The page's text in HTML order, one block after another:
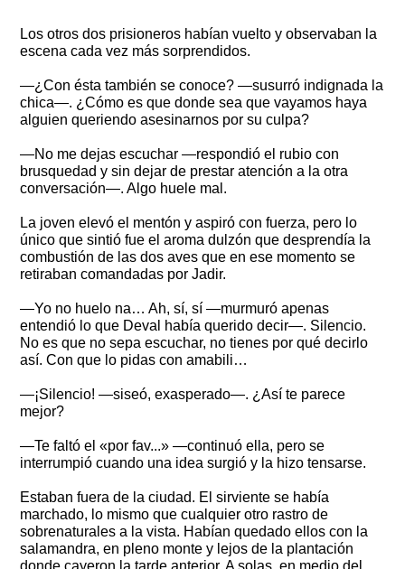
Los otros dos prisioneros habían vuelto y observaban la
escena cada vez más sorprendidos.
—¿Con ésta también se conoce? —susurró indignada la
chica—. ¿Cómo es que donde sea que vayamos haya
alguien queriendo asesinarnos por su culpa?
—No me dejas escuchar —respondió el rubio con
brusquedad y sin dejar de prestar atención a la otra
conversación—. Algo huele mal.
La joven elevó el mentón y aspiró con fuerza, pero lo
único que sintió fue el aroma dulzón que desprendía la
combustión de las dos aves que en ese momento se
retiraban comandadas por Jadir.
—Yo no huelo na… Ah, sí, sí —murmuró apenas
entendió lo que Deval había querido decir—. Silencio.
No es que no sepa escuchar, no tienes por qué decirlo
así. Con que lo pidas con amabili…
—¡Silencio! —siseó, exasperado—. ¿Así te parece
mejor?
—Te faltó el «por fav...» —continuó ella, pero se
interrumpió cuando una idea surgió y la hizo tensarse.
Estaban fuera de la ciudad. El sirviente se había
marchado, lo mismo que cualquier otro rastro de
sobrenaturales a la vista. Habían quedado ellos con la
salamandra, en pleno monte y lejos de la plantación
donde cayeron la tarde anterior. A solas, en medio del